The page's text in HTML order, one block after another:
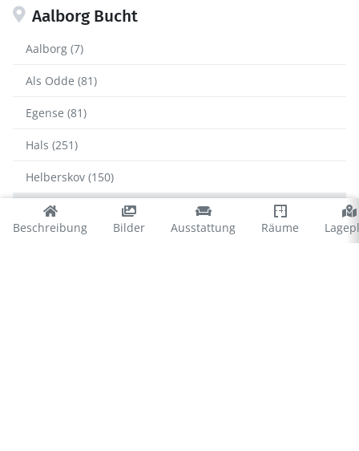
Beschreibung Bilder Ausstattung Räume
Aalborg Bucht
Aalborg (7)
Als Odde (81)
Egense (81)
Hals (251)
Helberskov (150)
Hou (319)